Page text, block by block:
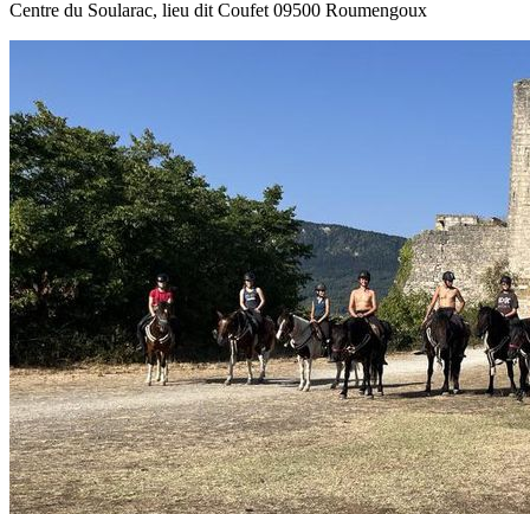
Centre du Soularac, lieu dit Coufet 09500 Roumengoux